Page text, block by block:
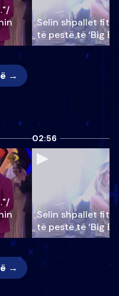
Selin shpallet
të pestë të ‘Big
→
02:56
Selin shpallet
të pestë të ‘Big
→